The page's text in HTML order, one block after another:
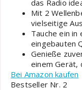
das Radio
Mit 2
vielseitige
Tauche ein in
eingebauten
Genieße
einem Gerät,
Bei Amazon kaufen
Bestseller Nr. 2